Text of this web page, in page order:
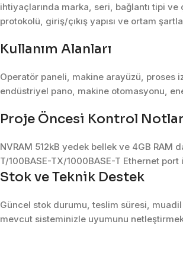
ihtiyaçlarında marka, seri, bağlantı tipi
protokolü, giriş/çıkış yapısı ve ortam
Kullanım Alanları
Operatör paneli, makine arayüzü, proses
endüstriyel pano, makine otomasyonu,
Proje Öncesi Kontrol
NVRAM 512kB yedek bellek ve 4GB RAM
T/100BASE-TX/1000BASE-T Ethernet port
Stok ve Teknik Destek
Güncel stok durumu, teslim süresi,
mevcut sisteminizle uyumunu